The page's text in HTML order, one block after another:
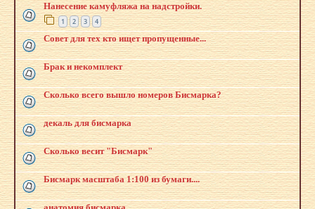
Нанесение камуфляжа на надстройки.
1 2 3 4
Совет для тех кто ищет пропущенные...
Брак и некомплект
Сколько всего вышло номеров Бисмарка?
декаль для бисмарка
Сколько весит "Бисмарк"
Бисмарк масштаба 1:100 из бумаги....